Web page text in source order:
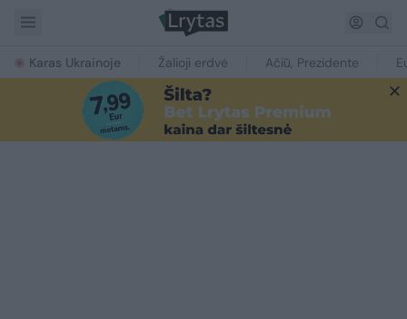
Karas Ukrainoje Žalioji erdvė Ačiū, Prezidente